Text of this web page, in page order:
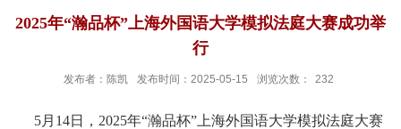
2025年“瀚品杯”上海外国语大学模拟法庭大赛成功举
行
发布者：陈凯 发布时间：2025-05-15 浏览次数： 232
5月14日，2025年“瀚品杯”上海外国语大学模拟法庭大赛